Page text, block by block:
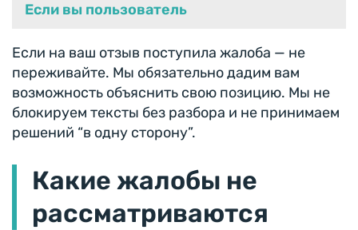
Если вы пользователь
Если на ваш отзыв поступила жалоба — не
переживайте. Мы обязательно дадим вам
возможность объяснить свою позицию. Мы не
блокируем тексты без разбора и не принимаем
решений “в одну сторону”.
Какие жалобы не
рассматриваются